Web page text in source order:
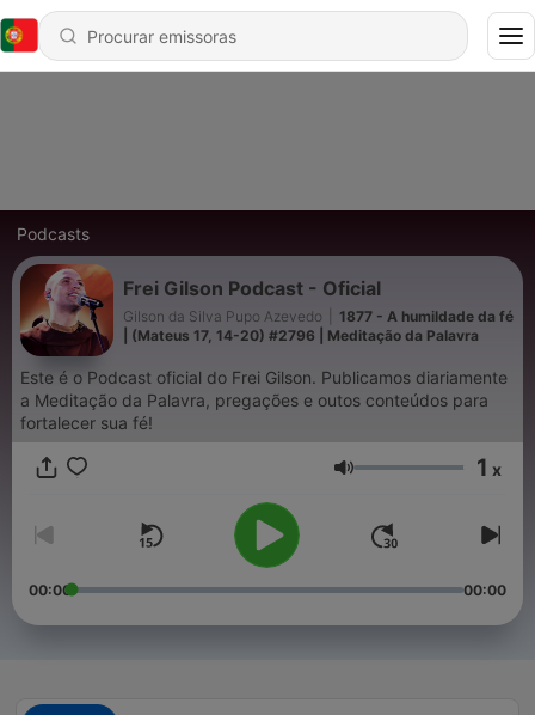
Podcasts
Frei Gilson Podcast - Oficial
Gilson da Silva Pupo Azevedo
1877 - A humildade da fé
| (Mateus 17, 14-20) #2796 | Meditação da Palavra
Este é o Podcast oficial do Frei Gilson. Publicamos diariamente
a Meditação da Palavra, pregações e outos conteúdos para
fortalecer sua fé!
Volume 1 x
00:00 00:00